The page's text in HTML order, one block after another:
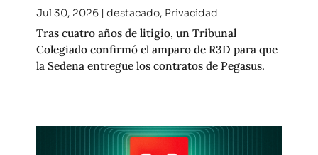
Jul 30, 2026| destacado, Privacidad
Tras cuatro años de litigio, un Tribunal
Colegiado confirmó el amparo de R3D para que
la Sedena entregue los contratos de Pegasus.